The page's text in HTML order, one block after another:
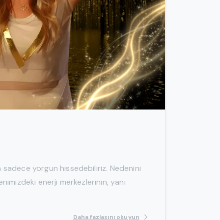
-
sadece yorgun hissedebiliriz. Nedenini
enerji merkezlerinin, yani
Daha fazlasını okuyun